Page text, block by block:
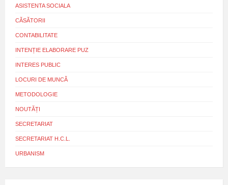
ASISTENTA SOCIALA
CĂSĂTORII
CONTABILITATE
INTENȚIE ELABORARE PUZ
INTERES PUBLIC
LOCURI DE MUNCĂ
METODOLOGIE
NOUTĂȚI
SECRETARIAT
SECRETARIAT H.C.L.
URBANISM